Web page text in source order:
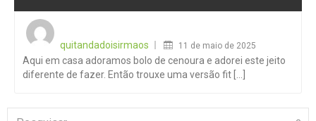
quitandadoisirmaos
11 de maio de 2025
Aqui em casa adoramos bolo de cenoura e adorei este jeito
diferente de fazer. Então trouxe uma versão fit [...]